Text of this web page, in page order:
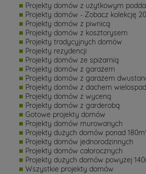
Projekty domów z użytkowym
Projekty domów - Zobacz kolekcję
Projekty domów z piwnicą
Projekty domów z kosztorysem
Projekty tradycyjnych domów
Projekty rezydencji
Projekty domów ze spiżarnią
Projekty domów z garażem
Projekty domów z garażem
Projekty domów z dachem
Projekty domów z wyceną
Projekty domów z garderobą
Gotowe projekty domów
Projekty domów murowanych
Projekty dużych domów ponad
Projekty domów jednorodzinnych
Projekty domów całorocznych
Projekty dużych domów powyżej
Wszystkie projekty domów